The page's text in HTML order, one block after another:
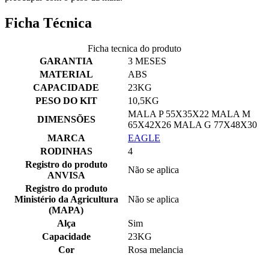
Ficha Técnica
Ficha tecnica do produto
GARANTIA
3 MESES
MATERIAL
ABS
CAPACIDADE
23KG
PESO DO KIT
10,5KG
DIMENSÕES
MALA P 55X35X22 MALA M
65X42X26 MALA G 77X48X30
MARCA
EAGLE
RODINHAS
4
Registro do produto
ANVISA
Não se aplica
Registro do produto
Ministério da Agricultura
(MAPA)
Não se aplica
Alça
Sim
Capacidade
23KG
Cor
Rosa melancia